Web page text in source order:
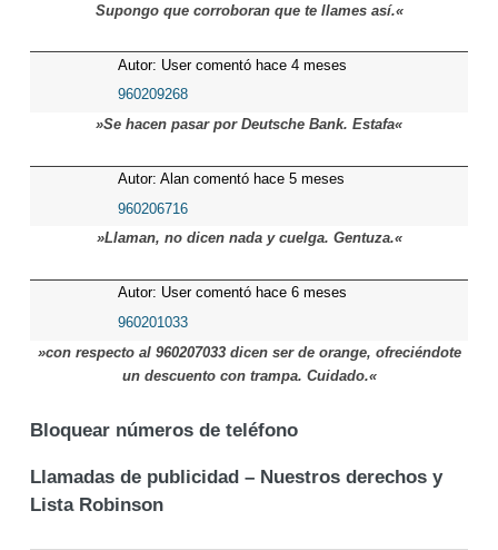
Supongo que corroboran que te llames así.«
Autor: User comentó hace 4 meses
960209268
»Se hacen pasar por Deutsche Bank. Estafa«
Autor: Alan comentó hace 5 meses
960206716
»Llaman, no dicen nada y cuelga. Gentuza.«
Autor: User comentó hace 6 meses
960201033
»con respecto al 960207033 dicen ser de orange, ofreciéndote
un descuento con trampa. Cuidado.«
Bloquear números de teléfono
Llamadas de publicidad – Nuestros derechos y
Lista Robinson